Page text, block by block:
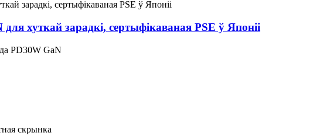
хуткай зарадкі, сертыфікаваная PSE ў Японіі
PD30W GaN
скрынка